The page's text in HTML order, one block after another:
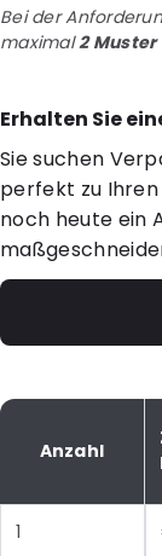
Bei der
maximal2 Muster
Erhalten Sie
Sie suchen
perfekt zu
noch heute ein
Anzahl
1